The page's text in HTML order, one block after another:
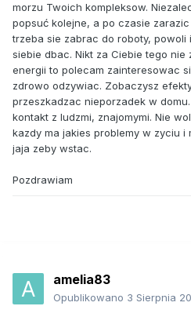
morzu Twoich kompleksow.
popsuć kolejne, a po czasie
trzeba sie zabrac do roboty, powoli
siebie dbac. Nikt za Ciebie tego
energii to polecam zainteresowac
zdrowo odzywiac. Zobaczysz
przeszkadzac nieporzadek w
kontakt z ludzmi, znajomymi. Nie
kazdy ma jakies problemy w zyciu
jaja zeby wstac.
Pozdrawiam
amelia83
Opublikowano 3 Sierpnia